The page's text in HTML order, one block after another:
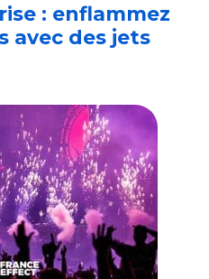
: enflammez
avec des jets